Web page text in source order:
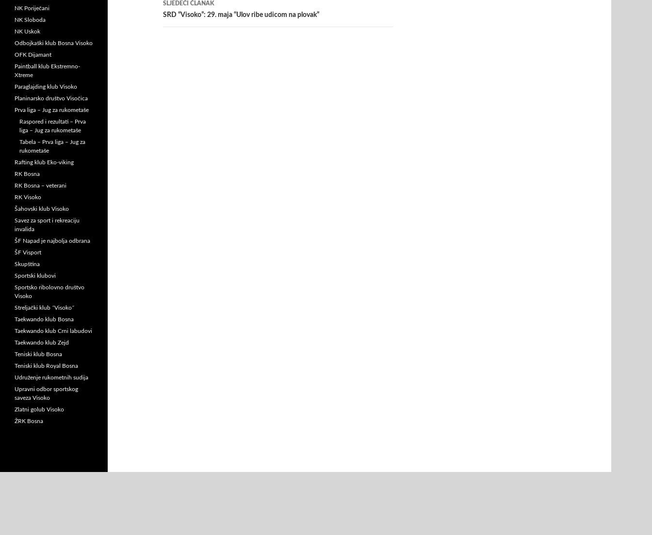
SLJEDEĆI ČLANAK
SRD “Visoko”: 29. maja “Ulov ribe udicom na plovak”
NK Poriječani
NK Sloboda
NK Uskok
Odbojkaški klub Bosna Visoko
OFK Dijamant
Paintball klub Ekstremno-
Xtreme
Paraglajding klub Visoko
Planinarsko društvo Visočica
Prva liga – Jug za rukometaše
Raspored i rezultati – Prva
liga – Jug za rukometaše
Tabela – Prva liga – Jug za
rukometaše
Rafting klub Eko-viking
RK Bosna
RK Bosna – veterani
RK Visoko
Šahovski klub Visoko
Savez za sport i rekreaciju
invalida
ŠF Napad je najbolja odbrana
ŠF Visport
Skupština
Sportski klubovi
Sportsko ribolovno društvo
Visoko
Streljački klub ˝Visoko˝
Taekwando klub Bosna
Taekwando klub Crni labudovi
Taekwando klub Zejd
Teniski klub Bosna
Teniski klub Royal Bosna
Udruženje rukometnih sudija
Upravni odbor sportskog
saveza Visoko
Zlatni golub Visoko
ŽRK Bosna